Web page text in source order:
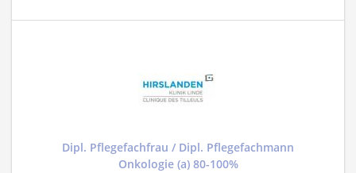
Dipl. Pflegefachfrau / Dipl. Pflegefachmann
Onkologie (a) 80-100%